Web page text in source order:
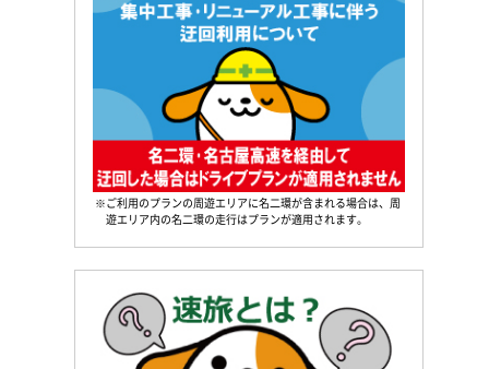
※ご利用のプランの周遊エリアに名二環が含まれる場合は、周
遊エリア内の名二環の走行はプランが適用されます。